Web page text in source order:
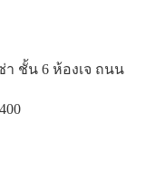
า ชั้น 6 ห้องเจ ถนน